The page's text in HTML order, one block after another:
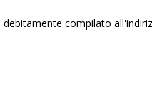
compilato